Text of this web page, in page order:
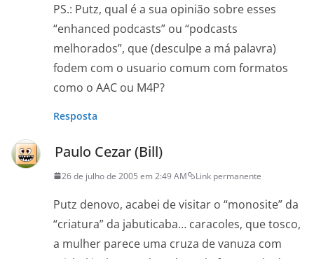
PS.: Putz, qual é a sua opinião sobre esses
“enhanced podcasts” ou “podcasts
melhorados”, que (desculpe a má palavra)
fodem com o usuario comum com formatos
como o AAC ou M4P?
Resposta
Paulo Cezar (Bill)
26 de julho de 2005 em 2:49 AM Link permanente
Putz denovo, acabei de visitar o “monosite” da
“criatura” da jabuticaba… caracoles, que tosco,
a mulher parece uma cruza de vanuza com